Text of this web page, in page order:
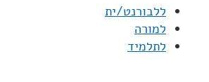
ללבורנט/ית
למורה
לתלמיד